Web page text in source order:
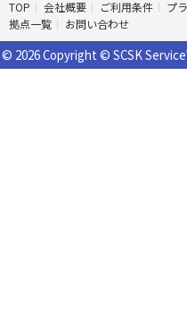
TOP 会社概要 ご利用条件 プ
拠点一覧
お問い合わせ
© 2026 Copyright © SCSK